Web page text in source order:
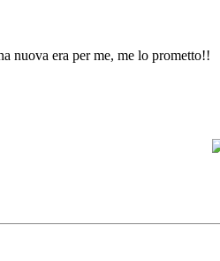
nuova era per me, me lo prometto!!